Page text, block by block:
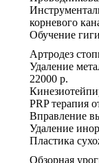
корневого
Обучение
Артродез
Удаление
22000 р.
PRP терапия
Вправление
Удаление
Пластика
Обзорная